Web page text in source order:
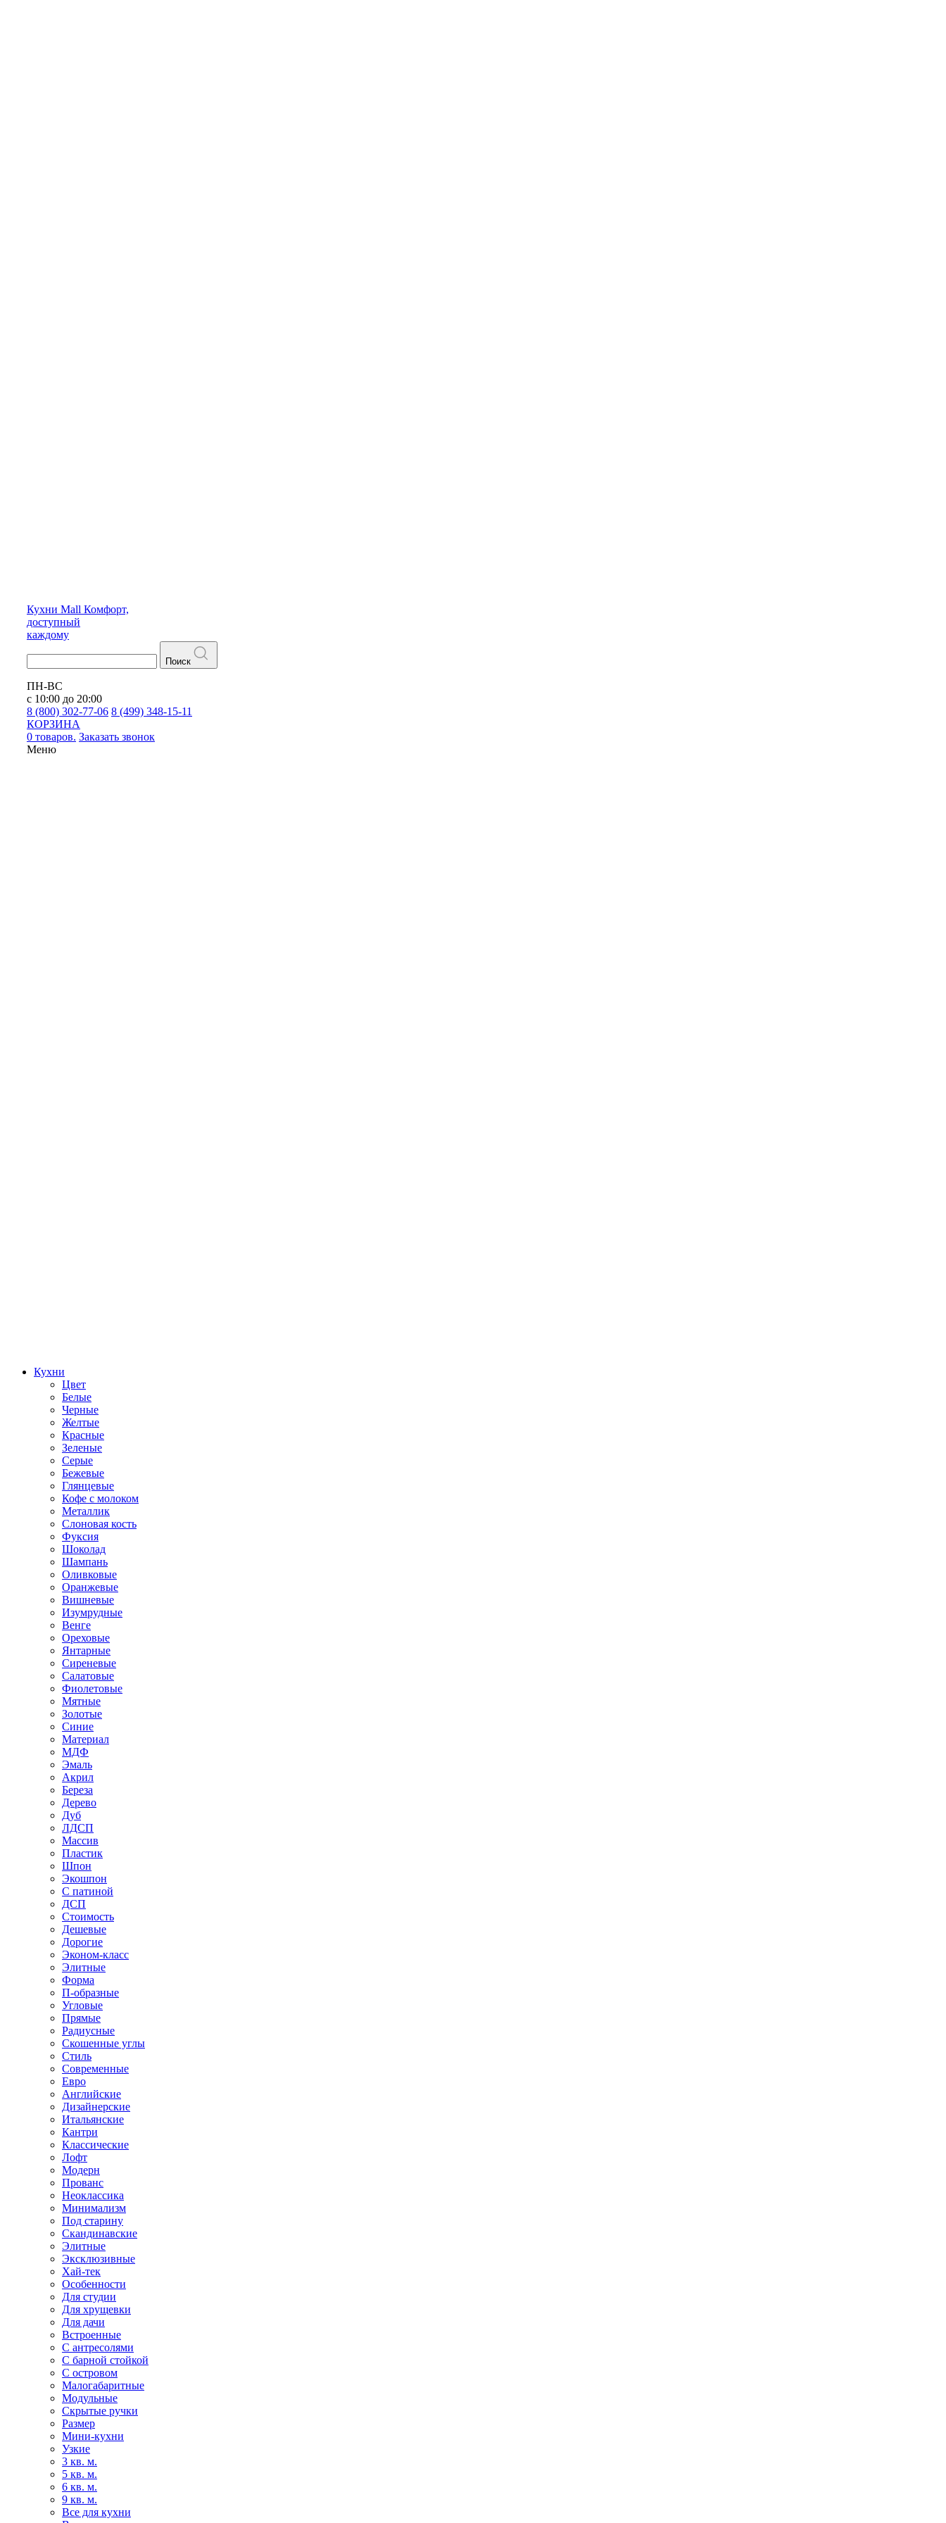
Кухни Mall Комфорт,
доступный
каждому
Поиск
ПН-ВС
с 10:00 до 20:00
8 (800) 302-77-06 8 (499) 348-15-11
КОРЗИНА
0 товаров. Заказать звонок
Меню
Кухни
Цвет
Белые
Черные
Желтые
Красные
Зеленые
Серые
Бежевые
Глянцевые
Кофе с молоком
Металлик
Слоновая кость
Фуксия
Шоколад
Шампань
Оливковые
Оранжевые
Вишневые
Изумрудные
Венге
Ореховые
Янтарные
Сиреневые
Салатовые
Фиолетовые
Мятные
Золотые
Синие
Материал
МДФ
Эмаль
Акрил
Береза
Дерево
Дуб
ЛДСП
Массив
Пластик
Шпон
Экошпон
С патиной
ДСП
Стоимость
Дешевые
Дорогие
Эконом-класс
Элитные
Форма
П-образные
Угловые
Прямые
Радиусные
Скошенные углы
Стиль
Современные
Евро
Английские
Дизайнерские
Итальянские
Кантри
Классические
Лофт
Модерн
Прованс
Неоклассика
Минимализм
Под старину
Скандинавские
Элитные
Эксклюзивные
Хай-тек
Особенности
Для студии
Для хрущевки
Для дачи
Встроенные
С антресолями
С барной стойкой
С островом
Малогабаритные
Модульные
Скрытые ручки
Размер
Мини-кухни
Узкие
3 кв. м.
5 кв. м.
6 кв. м.
9 кв. м.
Все для кухни